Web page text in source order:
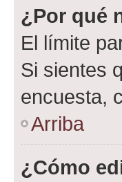
¿Por qué
El límite
Si sientes
encuesta,
Arriba
¿Cómo